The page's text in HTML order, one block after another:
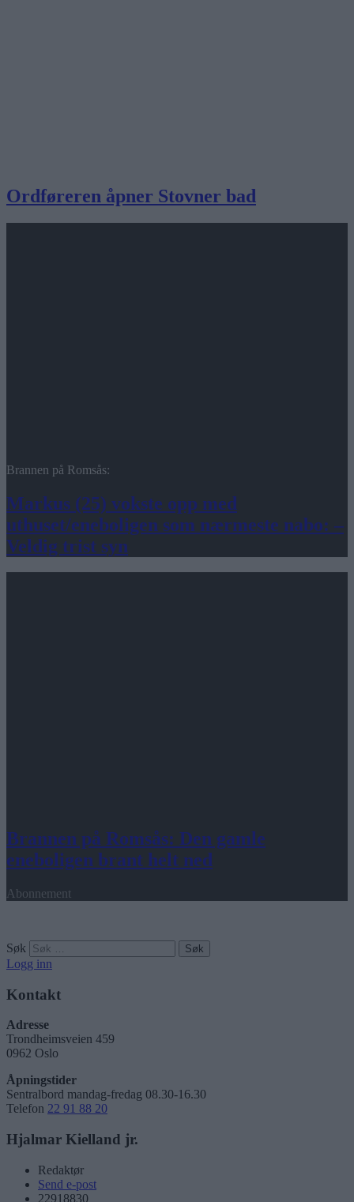
Ordføreren åpner Stovner bad
Brannen på Romsås:
Markus (25) vokste opp med
uthuset/eneboligen som nærmeste nabo: –
Veldig trist syn
Brannen på Romsås: Den gamle
eneboligen brant helt ned
Abonnement
Søk
Logg inn
Kontakt
Adresse
Trondheimsveien 459
0962 Oslo
Åpningstider
Sentralbord mandag-fredag 08.30-16.30
Telefon 22 91 88 20
Hjalmar Kielland jr.
Redaktør
Send e-post
22918830